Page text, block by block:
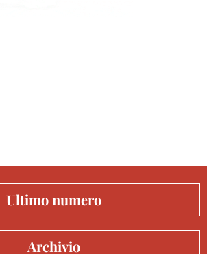
Ultimo numero
Archivio